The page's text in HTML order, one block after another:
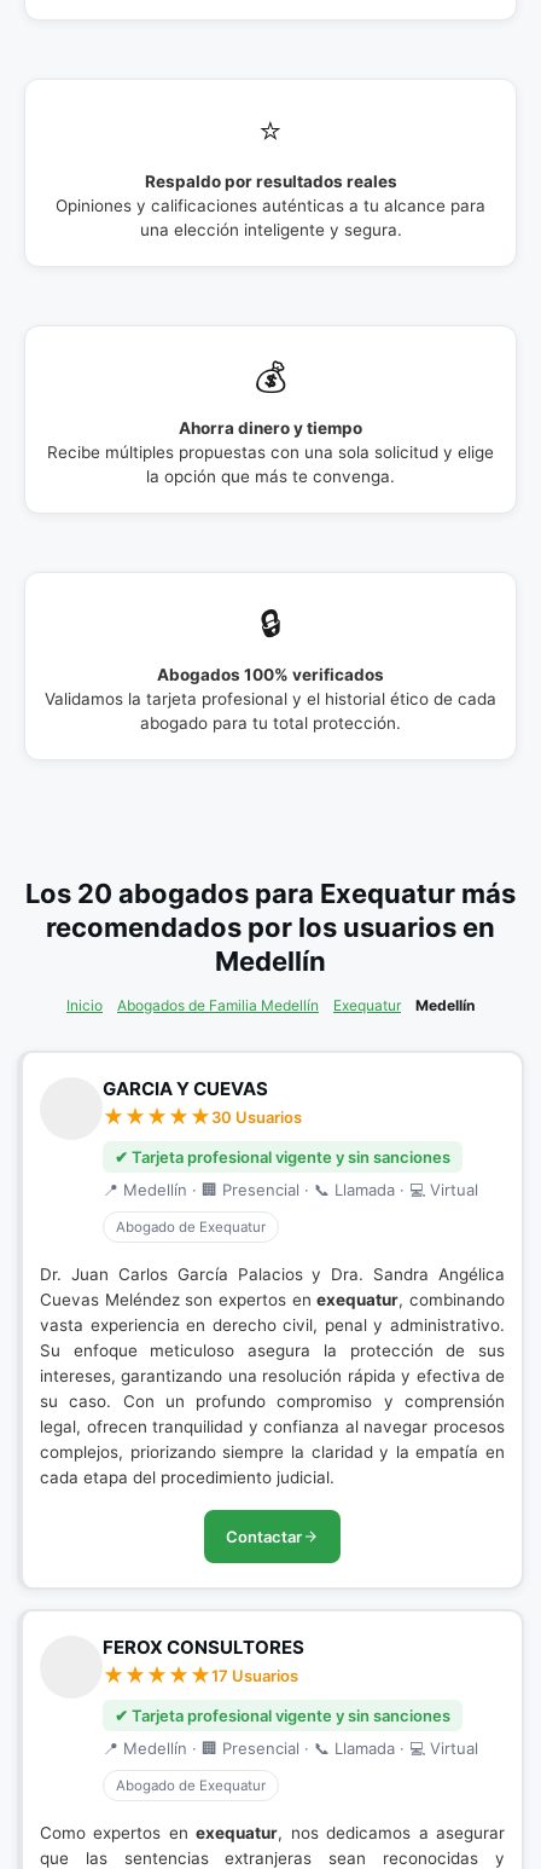
⭐
Respaldo por resultados reales
Opiniones y calificaciones auténticas a tu alcance para
una elección inteligente y segura.
💰
Ahorra dinero y tiempo
Recibe múltiples propuestas con una sola solicitud y elige
la opción que más te convenga.
🔒
Abogados 100% verificados
Validamos la tarjeta profesional y el historial ético de cada
abogado para tu total protección.
Los 20 abogados para Exequatur más
recomendados por los usuarios en
Medellín
Inicio Abogados de Familia Medellín Exequatur Medellín
GARCIA Y CUEVAS
30 Usuarios
✔ Tarjeta profesional vigente y sin sanciones
📍 Medellín · 🏢 Presencial · 📞 Llamada · 💻 Virtual
Abogado de Exequatur
Dr. Juan Carlos García Palacios y Dra. Sandra Angélica
Cuevas Meléndez son expertos enexequatur, combinando
vasta experiencia en derecho civil, penal y administrativo.
Su enfoque meticuloso asegura la protección de sus
intereses, garantizando una resolución rápida y efectiva de
su caso. Con un profundo compromiso y comprensión
legal, ofrecen tranquilidad y confianza al navegar procesos
complejos, priorizando siempre la claridad y la empatía en
cada etapa del procedimiento judicial.
Contactar
FEROX CONSULTORES
17 Usuarios
✔ Tarjeta profesional vigente y sin sanciones
📍 Medellín · 🏢 Presencial · 📞 Llamada · 💻 Virtual
Abogado de Exequatur
Como expertos enexequatur, nos dedicamos a asegurar
que las sentencias extranjeras sean reconocidas y